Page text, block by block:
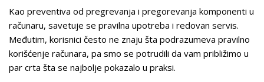
Kao preventiva od pregrevanja i pregorevanja komponenti u
računaru, savetuje se pravilna upotreba i redovan servis.
Međutim, korisnici često ne znaju šta podrazumeva pravilno
korišćenje računara, pa smo se potrudili da vam približimo u
par crta šta se najbolje pokazalo u praksi.